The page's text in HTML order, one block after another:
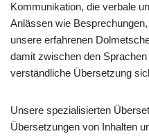
Kommunikation, die verbale
Anlässen wie
unsere erfahrenen
damit zwischen den
verständliche Übersetzung
Unsere spezialisierten
Übersetzungen von Inhalten